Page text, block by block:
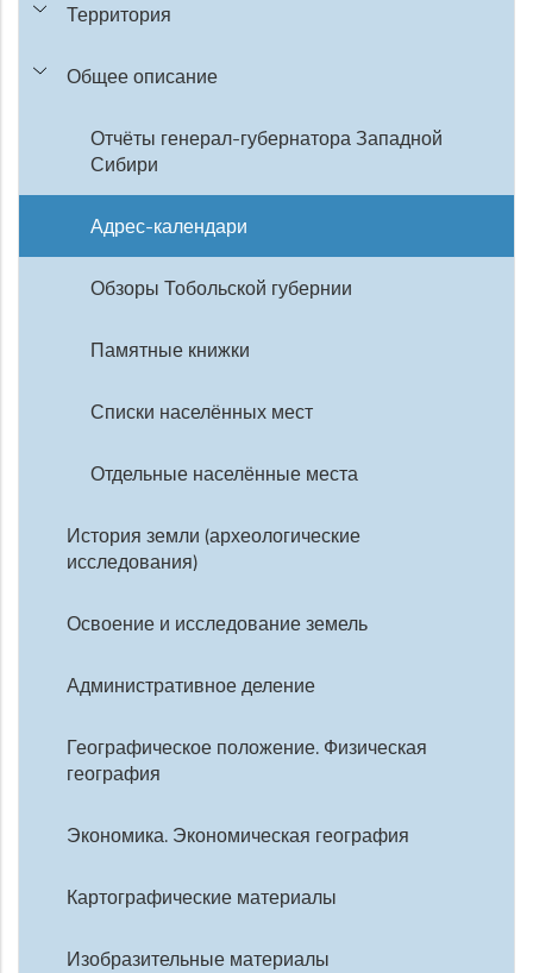
Территория
Общее описание
Отчёты генерал-губернатора Западной
Сибири
Адрес-календари
Обзоры Тобольской губернии
Памятные книжки
Списки населённых мест
Отдельные населённые места
История земли (археологические
исследования)
Освоение и исследование земель
Административное деление
Географическое положение. Физическая
география
Экономика. Экономическая география
Картографические материалы
Изобразительные материалы